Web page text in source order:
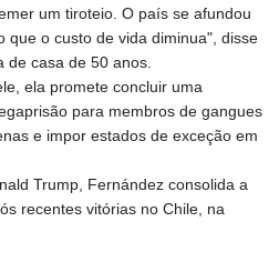
1512.239361
IRR
1584113.947438
ISK 142.468329
JEP 0.856369
JMD 182.981857
JPY 182.455111
KES 149.049537
um tiroteio. O país se afundou
que o custo de vida diminua", disse
de casa de 50 anos.
ela promete concluir uma
para membros de gangues
e impor estados de exceção em
Trump, Fernández consolida a
recentes vitórias no Chile, na